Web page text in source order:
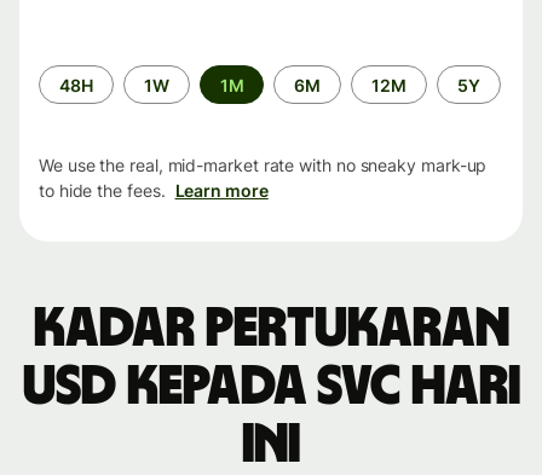
Time
period
48H 1W 1M 6M 12M 5Y
We use the real, mid-market rate with no sneaky mark-up
to hide the fees. Learn more
Kadar pertukaran
USD kepada SVC hari
ini